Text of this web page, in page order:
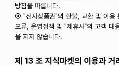
방침을 따릅니다.
④ "전자상품권"의 환불, 교환 및 이용
오류, 운영정책 및 "제휴사"의 고객 대
을 지지 않습니다.
제 13 조 지식마켓의 이용과 거